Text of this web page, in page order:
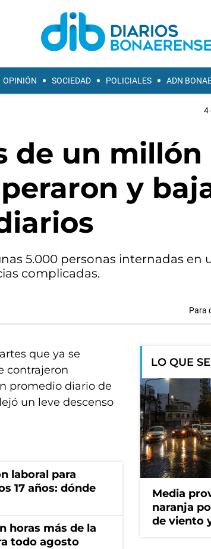
OPINIÓN SOCIEDAD POLICIALES ADN
4
de un millón
y
5.000 personas internadas en
complicadas.
Para
que ya se
contrajeron
promedio diario de
un leve descenso
laboral para
17 años: dónde
horas más de la
todo agosto
LO QUE
Media
naranja
de viento